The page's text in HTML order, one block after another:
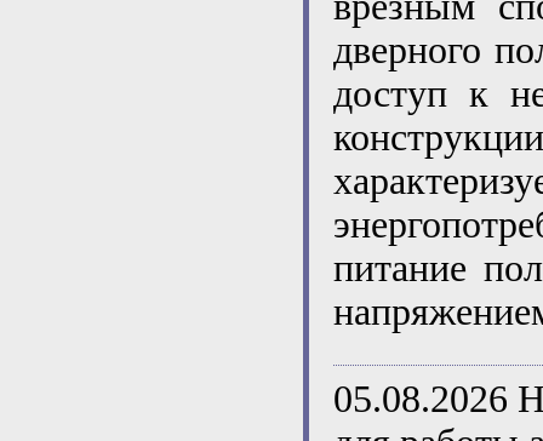
дверного
доступ к
питание
05.08.2026